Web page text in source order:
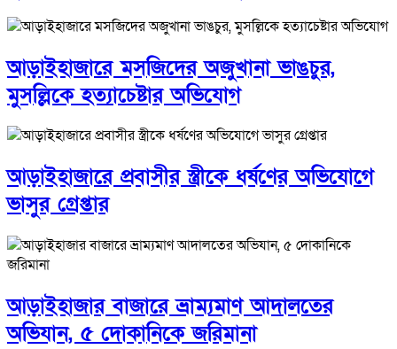
আড়াইহাজারে মস‌জি‌দের অজুখানা ভাঙচুর,
মুসল্লিকে হত্যাচেষ্টার অভিযোগ
আড়াইহাজারে প্রবাসীর স্ত্রীকে ধর্ষণের অভিযোগে
ভাসুর গ্রেপ্তার
আড়াইহাজার বাজারে ভ্রাম্যমাণ আদালতের
অভিযান, ৫ দোকানিকে জরিমানা